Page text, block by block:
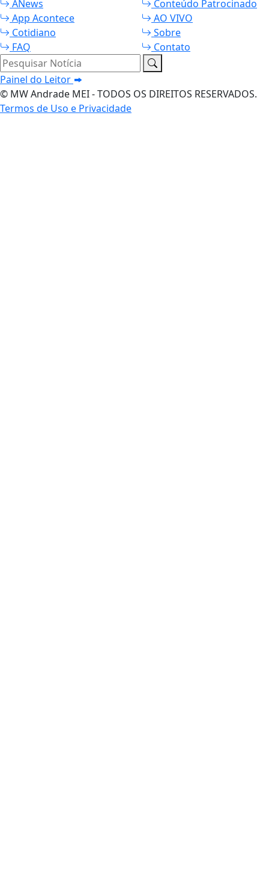
ANews
Conteúdo Patrocinado
App Acontece
AO VIVO
Cotidiano
Sobre
FAQ
Contato
Pesquisar Notícia
Painel do Leitor
© MW Andrade MEI - TODOS OS DIREITOS RESERVADOS.
Termos de Uso e Privacidade